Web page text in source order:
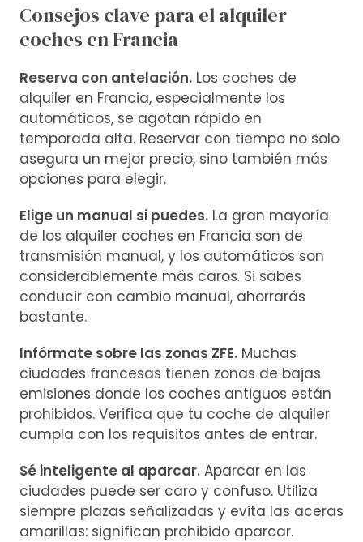
Consejos clave para el alquiler
coches en Francia
Reserva con antelación. Los coches de
alquiler en Francia, especialmente los
automáticos, se agotan rápido en
temporada alta. Reservar con tiempo no solo
asegura un mejor precio, sino también más
opciones para elegir.
Elige un manual si puedes. La gran mayoría
de los alquiler coches en Francia son de
transmisión manual, y los automáticos son
considerablemente más caros. Si sabes
conducir con cambio manual, ahorrarás
bastante.
Infórmate sobre las zonas ZFE. Muchas
ciudades francesas tienen zonas de bajas
emisiones donde los coches antiguos están
prohibidos. Verifica que tu coche de alquiler
cumpla con los requisitos antes de entrar.
Sé inteligente al aparcar. Aparcar en las
ciudades puede ser caro y confuso. Utiliza
siempre plazas señalizadas y evita las aceras
amarillas: significan prohibido aparcar.